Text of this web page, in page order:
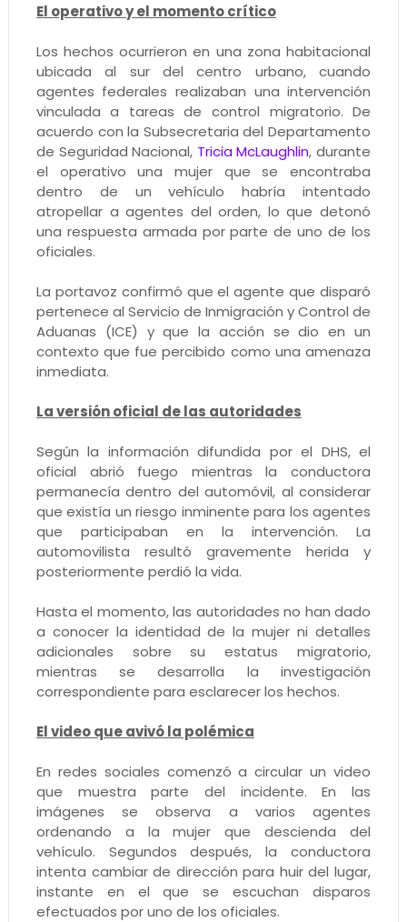
El operativo y el momento crítico
Los hechos ocurrieron en una zona habitacional
ubicada al sur del centro urbano, cuando
agentes federales realizaban una intervención
vinculada a tareas de control migratorio. De
acuerdo con la Subsecretaria del Departamento
de Seguridad Nacional, Tricia McLaughlin, durante
el operativo una mujer que se encontraba
dentro de un vehículo habría intentado
atropellar a agentes del orden, lo que detonó
una respuesta armada por parte de uno de los
oficiales.
La portavoz confirmó que el agente que disparó
pertenece al Servicio de Inmigración y Control de
Aduanas (ICE) y que la acción se dio en un
contexto que fue percibido como una amenaza
inmediata.
La versión oficial de las autoridades
Según la información difundida por el DHS, el
oficial abrió fuego mientras la conductora
permanecía dentro del automóvil, al considerar
que existía un riesgo inminente para los agentes
que participaban en la intervención. La
automovilista resultó gravemente herida y
posteriormente perdió la vida.
Hasta el momento, las autoridades no han dado
a conocer la identidad de la mujer ni detalles
adicionales sobre su estatus migratorio,
mientras se desarrolla la investigación
correspondiente para esclarecer los hechos.
El video que avivó la polémica
En redes sociales comenzó a circular un video
que muestra parte del incidente. En las
imágenes se observa a varios agentes
ordenando a la mujer que descienda del
vehículo. Segundos después, la conductora
intenta cambiar de dirección para huir del lugar,
instante en el que se escuchan disparos
efectuados por uno de los oficiales.